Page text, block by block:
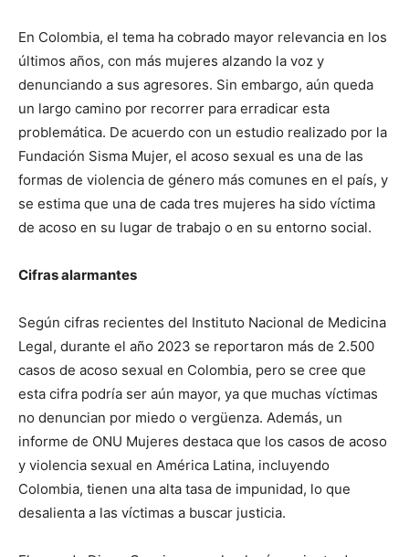
En Colombia, el tema ha cobrado mayor relevancia en los
últimos años, con más mujeres alzando la voz y
denunciando a sus agresores. Sin embargo, aún queda
un largo camino por recorrer para erradicar esta
problemática. De acuerdo con un estudio realizado por la
Fundación Sisma Mujer, el acoso sexual es una de las
formas de violencia de género más comunes en el país, y
se estima que una de cada tres mujeres ha sido víctima
de acoso en su lugar de trabajo o en su entorno social.
Cifras alarmantes
Según cifras recientes del Instituto Nacional de Medicina
Legal, durante el año 2023 se reportaron más de 2.500
casos de acoso sexual en Colombia, pero se cree que
esta cifra podría ser aún mayor, ya que muchas víctimas
no denuncian por miedo o vergüenza. Además, un
informe de ONU Mujeres destaca que los casos de acoso
y violencia sexual en América Latina, incluyendo
Colombia, tienen una alta tasa de impunidad, lo que
desalienta a las víctimas a buscar justicia.